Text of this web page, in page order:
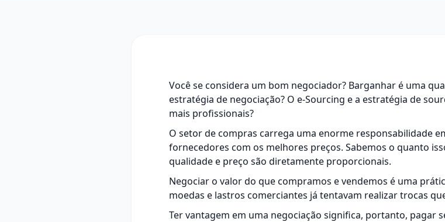
Você se considera um bom negociador? Barganhar é uma
estratégia de negociação? O e-Sourcing e a estratégia de
mais profissionais?
O setor de compras carrega uma enorme responsabilidade
fornecedores com os melhores preços. Sabemos o quanto
qualidade e preço são diretamente proporcionais.
Negociar o valor do que compramos e vendemos é uma
moedas e lastros comerciantes já tentavam realizar trocas
Ter vantagem em uma negociação significa, portanto, pagar